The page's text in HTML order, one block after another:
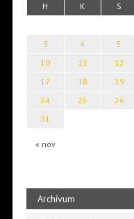
H K S
« nov
3
4 5
10
11 12
17
18 19
24
25 26
31
Archívum